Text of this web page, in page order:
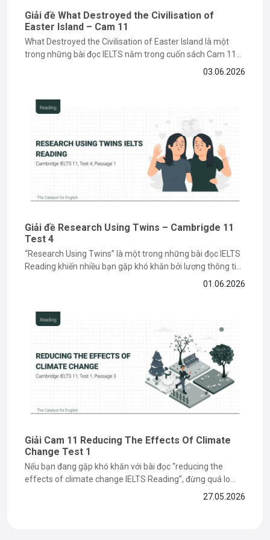
Giải đề What Destroyed the Civilisation of
Easter Island – Cam 11
What Destroyed the Civilisation of Easter Island là một
trong những bài đọc IELTS nằm trong cuốn sách Cam 11
về chủ đề lịch sử và môi trường, đòi hỏi bạn phải có kỹ năng
03.06.2026
Giải đề Research Using Twins – Cambrigde 11
Test 4
“Research Using Twins” là một trong những bài đọc IELTS
Reading khiến nhiều bạn gặp khó khăn bởi lượng thông tin
học thuật và các dạng câu hỏi paraphrase phức tạp. Tuy
01.06.2026
Giải Cam 11 Reducing The Effects Of Climate
Change Test 1
Nếu bạn đang gặp khó khăn với bài đọc “reducing the
effects of climate change IELTS Reading”, đừng quá lo
lắng vì đây là dạng bài dễ khiến nhiều bạn mất điểm ở phần
27.05.2026